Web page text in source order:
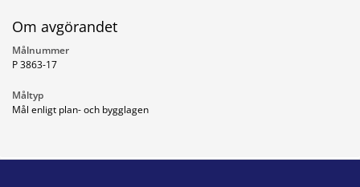
Om avgörandet
Målnummer
P 3863-17
Måltyp
Mål enligt plan- och bygglagen